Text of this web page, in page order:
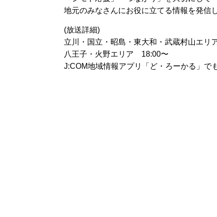
地元のみなさんにお役に立てる情報を発信
(放送詳細)
立川・国立・昭島・東大和・武蔵村山エリ
八王子・火野エリア 18:00〜
J:COM地域情報アプリ「ど・ろーかる」で